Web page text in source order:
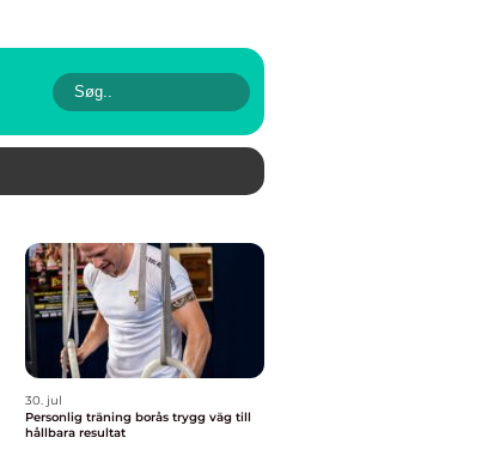
30. jul
Personlig träning borås trygg väg till
hållbara resultat